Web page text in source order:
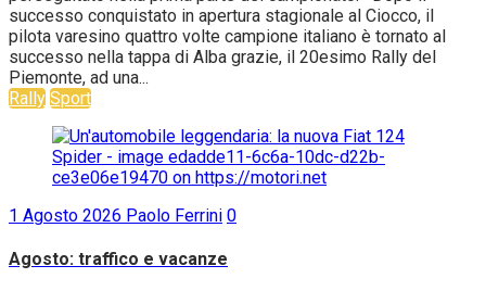
successo conquistato in apertura stagionale al Ciocco, il
pilota varesino quattro volte campione italiano è tornato al
successo nella tappa di Alba grazie, il 20esimo Rally del
Piemonte, ad una...
Rally Sport
1 Agosto 2026 Paolo Ferrini 0
Agosto: traffico e vacanze